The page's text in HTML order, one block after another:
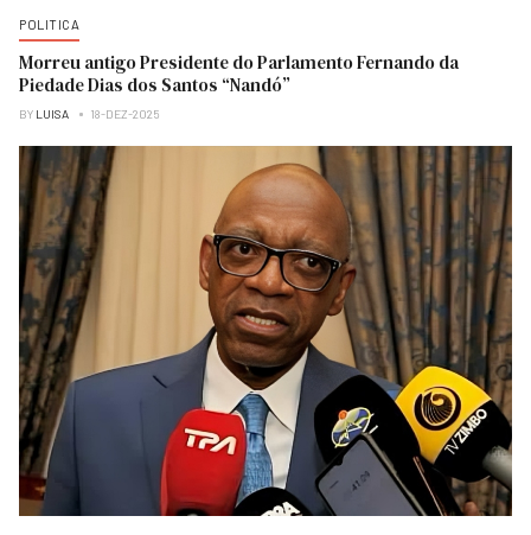
POLITICA
Morreu antigo Presidente do Parlamento Fernando da
Piedade Dias dos Santos “Nandó”
BY LUISA 18-DEZ-2025